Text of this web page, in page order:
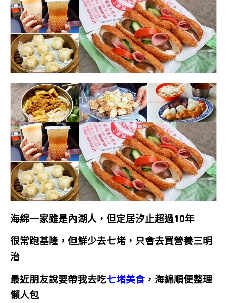
海綿一家雖是內湖人，但定居汐止超過10年
很常跑基隆，但鮮少去七堵，只會去買營養三明
治
最近朋友說要帶我去吃七堵美食 ，海綿順便整理
懶人包